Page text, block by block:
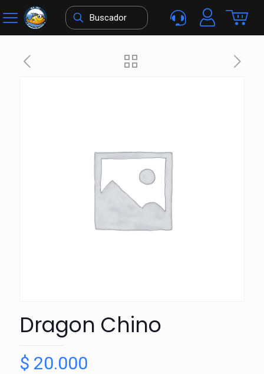
Dragon Chino
$ 20.000